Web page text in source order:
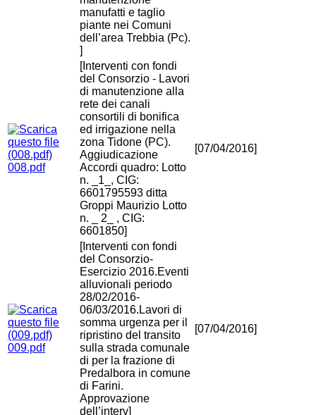
manufatti e taglio
piante nei Comuni
dell’area Trebbia (Pc).
]
008.pdf
[Interventi con fondi
del Consorzio - Lavori
di manutenzione alla
rete dei canali
consortili di bonifica
ed irrigazione nella
zona Tidone (PC).
Aggiudicazione
Accordi quadro: Lotto
n. _1_, CIG:
6601795593 ditta
Groppi Maurizio Lotto
n. _ 2_ , CIG:
6601850]
[07/04/2016]
009.pdf
[Interventi con fondi
del Consorzio-
Esercizio 2016.Eventi
alluvionali periodo
28/02/2016-
06/03/2016.Lavori di
somma urgenza per il
ripristino del transito
sulla strada comunale
di per la frazione di
Predalbora in comune
di Farini.
Approvazione
dell’interv]
[07/04/2016]